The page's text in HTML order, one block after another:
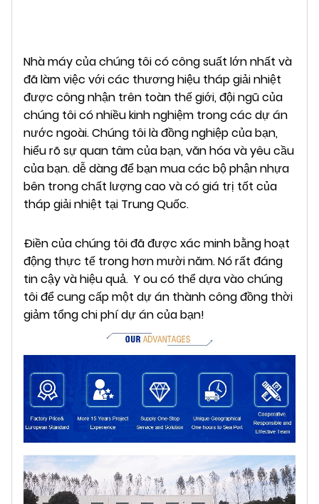
Nhà máy của chúng tôi có công suất lớn nhất và
đã làm việc với các thương hiệu tháp giải nhiệt
được công nhận trên toàn thế giới, đội ngũ của
chúng tôi có nhiều kinh nghiệm trong các dự án
nước ngoài. Chúng tôi là đồng nghiệp của bạn,
hiểu rõ sự quan tâm của bạn, văn hóa và yêu cầu
của bạn. dễ dàng để bạn mua các bộ phận nhựa
bên trong chất lượng cao và có giá trị tốt của
tháp giải nhiệt tại Trung Quốc.
Điền của chúng tôi đã được xác minh bằng hoạt
động thực tế trong hơn mười năm. Nó rất đáng
tin cậy và hiệu quả. You có thể dựa vào chúng
tôi để cung cấp một dự án thành công đồng thời
giảm tổng chi phí dự án của bạn!